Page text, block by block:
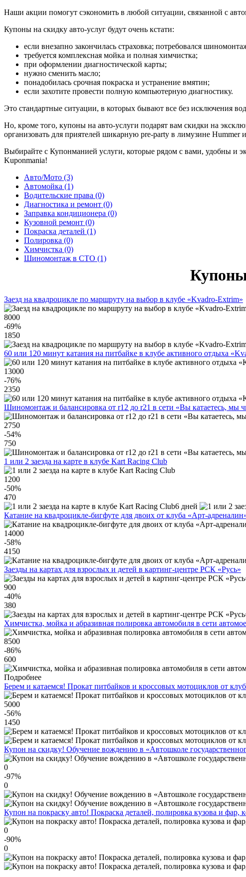
Наши акции помогут сэкономить в любой ситуации, связанной с
Купоны на скидку авто-услуг будут очень кстати:
если внезапно закончилась страховка; потребовался
требуется комплексная мойка и полная химчистка;
при оформлении диагностической карты;
нужно сменить масло;
понадобилась срочная покраска и устранение вмятин;
если захотите провести полную компьютерную диагностику.
Это стандартные ситуации, в которых бывают все без исключения
Но, кроме того, купоны на авто-услуги подарят вам скидки на
организовать для приятелей шикарную pre-party в лимузине Hummer
Выбирайте с Купонманией услуги, которые рядом с вами, удобны и
Kuponmania!
Авто/Мото (3)
Автомойка (1)
Водительские права (0)
Диагностика и ремонт (0)
Заправка кондиционера (0)
Кузовной ремонт (0)
Покраска деталей (1)
Полировка (0)
Химчистка (0)
Шиномонтаж в СТО (1)
Купоны
Заезд на квадроцикле по маршруту на выбор в клубе «Kvadro-Extrim»
8000
-69%
1850
60 или 120 минут катания на питбайке в клубе активного отдыха
13000
-76%
2350
Шиномонтаж и балансировка от r12 до r21 в сети «Вы катаетесь, мы
2750
-54%
750
1 или 2 заезда на карте в клубе Kart Racing Club
1200
-50%
470
6 дней
Катание на квадроцикле-бигфуте для двоих от клуба «Арт-
14000
-58%
4150
Заезды на картах для взрослых и детей в картинг-центре РСК «Русь»
900
-40%
380
Химчистка, мойка и абразивная полировка автомобиля в сети
8500
-86%
600
Подробнее
Берем и катаемся! Прокат питбайков и кроссовых мотоциклов от
5000
-56%
1450
Купон на скидку! Обучение вождению в «Автошколе
0
-97%
0
Купон на покраску авто! Покраска деталей, полировка кузова и фар,
0
-90%
0